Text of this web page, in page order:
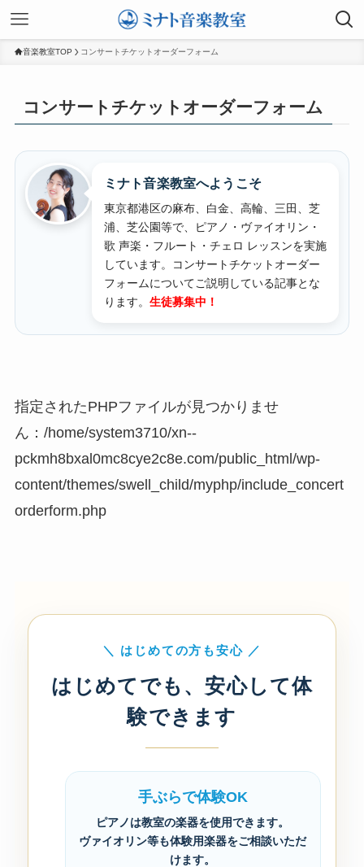
音楽教室TOP コンサートチケットオーダーフォーム
コンサートチケットオーダーフォーム
ミナト音楽教室へようこそ
東京都港区の麻布、白金、高輪、三田、芝
浦、芝公園等で、ピアノ・ヴァイオリン・
歌 声楽・フルート・チェロ レッスンを実施
しています。
コンサートチケットオーダー
フォームについてご説明している記事とな
ります。 生徒募集中！
指定されたPHPファイルが見つかりませ
ん：/home/system3710/xn--
pckmh8bxal0mc8cye2c8e.com/public_html/wp-
content/themes/swell_child/myphp/include_concert
orderform.php
＼ はじめての方も安心 ／
はじめてでも、安心して体
験できます
手ぶらで体験OK
ピアノは教室の楽器を使用できます。
ヴァイオリン等も体験用楽器をご相談いただ
けます。